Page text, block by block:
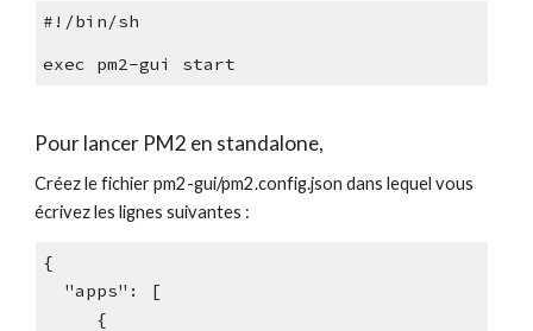
#!/bin/sh
exec pm2-gui start
Pour lancer PM2 en standalone,
Créez le fichier pm2-gui/pm2.config.json dans lequel vous
écrivez les lignes suivantes :
{
  "apps": [
{